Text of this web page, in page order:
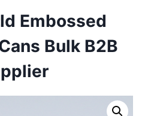
Embossed
Bulk B2B